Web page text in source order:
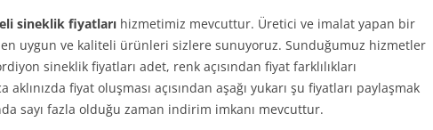
sineklik fiyatları hizmetimiz mevcuttur. Üretici ve imalat yapan bir
uygun ve kaliteli ürünleri sizlere sunuyoruz. Sunduğumuz hizmetler
sineklik fiyatları adet, renk açısından fiyat farklılıkları
fiyat oluşması açısından aşağı yukarı şu fiyatları paylaşmak
sayı fazla olduğu zaman indirim imkanı mevcuttur.